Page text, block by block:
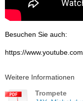
Besuchen Sie auch:
https://
Weitere Informationen
Trompete